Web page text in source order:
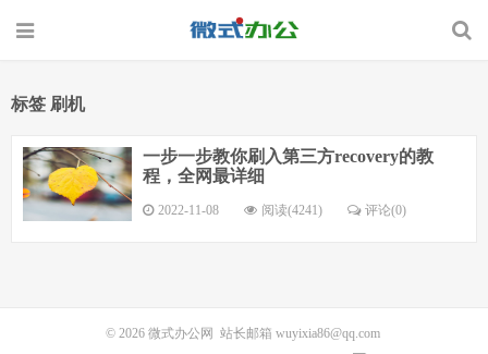
标签 刷机
一步一步教你刷入第三方recovery的教
程，全网最详细
2022-11-08 阅读(4241) 评论(0)
© 2026 微式办公网 站长邮箱 wuyixia86@qq.com